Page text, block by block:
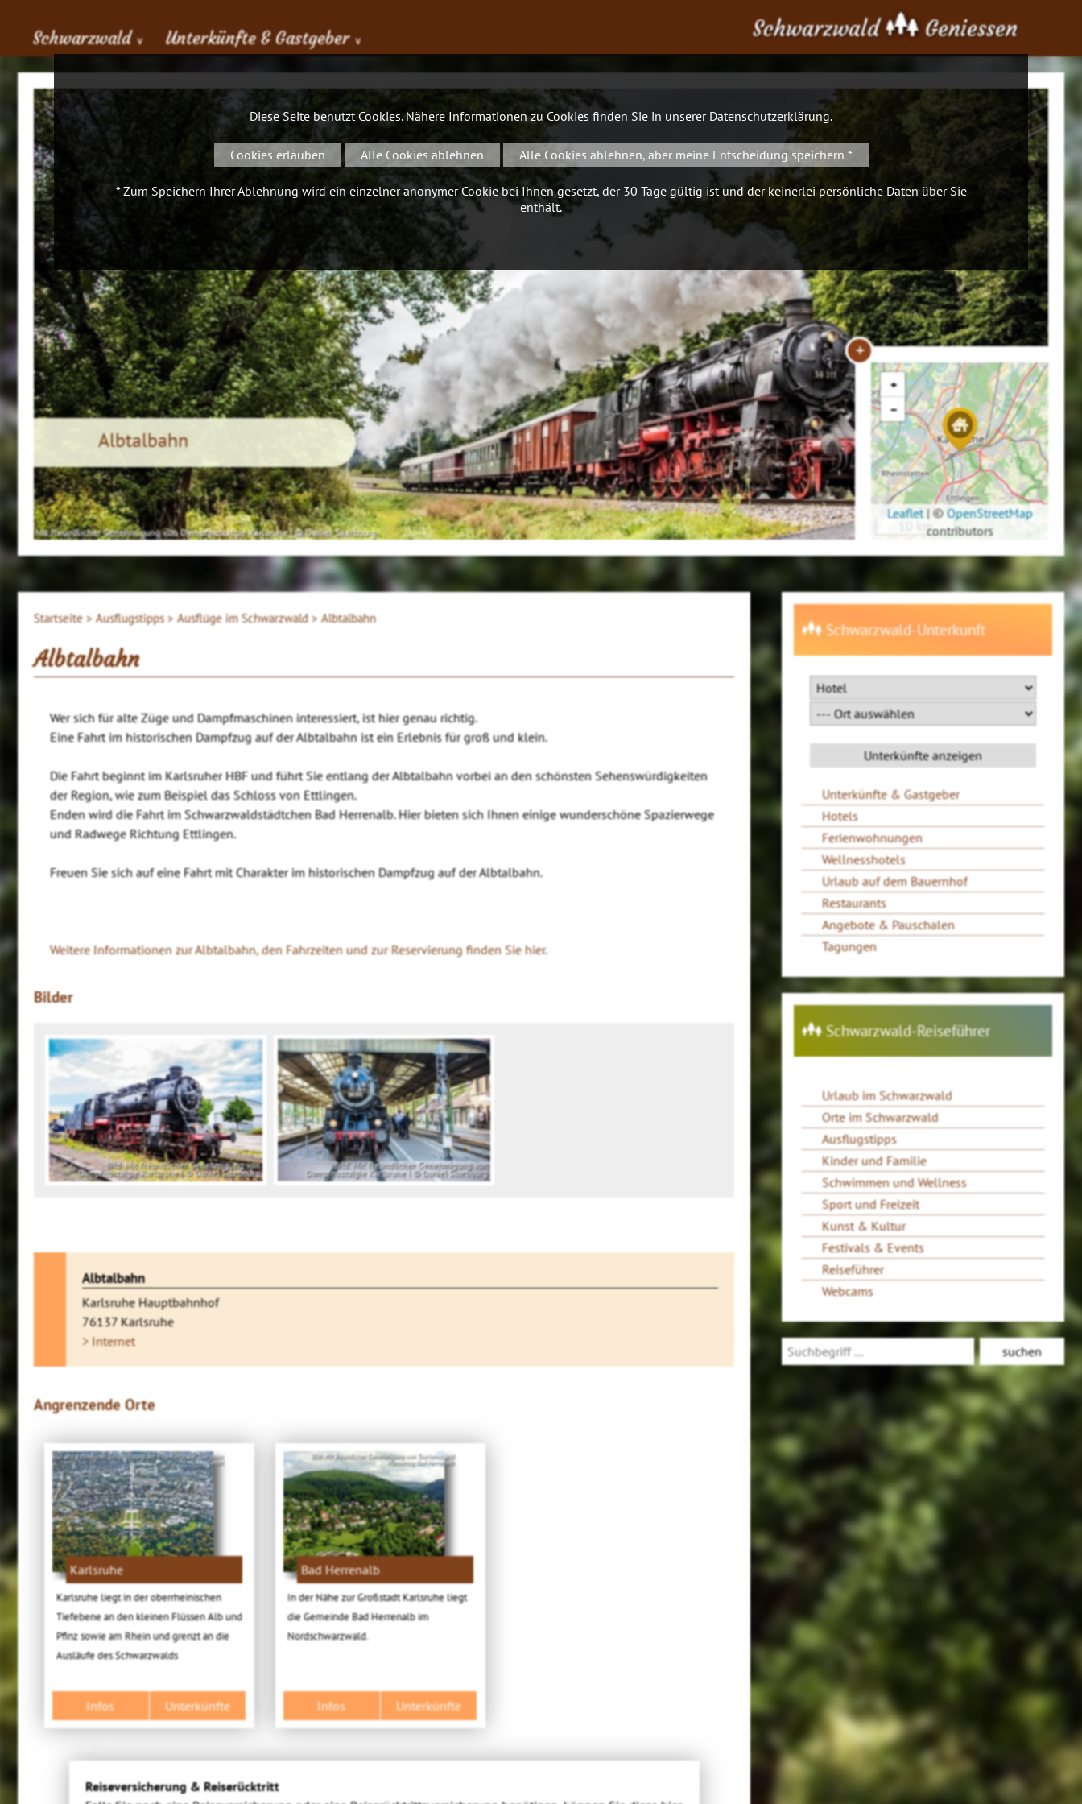
Schwarzwald ∨ Unterkünfte & Gastgeber ∨ Schwarzwald Geniessen
Mit freundlicher Genehmigung von Dampfnostalgie Karlsruhe | © Daniel Saarbourg
Albtalbahn
+
+
−
10 km
Leaflet |©OpenStreetMap
contributors
Startseite > Ausflugstipps > Ausflüge im Schwarzwald >Albtalbahn
Albtalbahn
Wer sich für alte Züge und Dampfmaschinen interessiert, ist hier genau richtig.
Eine Fahrt im historischen Dampfzug auf der Albtalbahn ist ein Erlebnis für groß und klein.
Die Fahrt beginnt im Karlsruher HBF und führt Sie entlang der Albtalbahn vorbei an den schönsten Sehenswürdigkeiten
der Region, wie zum Beispiel das Schloss von Ettlingen.
Enden wird die Fahrt im Schwarzwaldstädtchen Bad Herrenalb. Hier bieten sich Ihnen einige wunderschöne Spazierwege
und Radwege Richtung Ettlingen.
Freuen Sie sich auf eine Fahrt mit Charakter im historischen Dampfzug auf der Albtalbahn.
Weitere Informationen zur Albtalbahn, den Fahrzeiten und zur Reservierung finden Sie hier.
Bilder
Bild: Mit freundlicher Genehmigung von
Dampfnostalgie Karlsruhe | © Daniel Saarbourg
Bild: Mit freundlicher Genehmigung von
Dampfnostalgie Karlsruhe | © Daniel Saarbourg
Albtalbahn
Karlsruhe Hauptbahnhof
76137 Karlsruhe
> Internet
Angrenzende Orte
Bild: Mit freundlicher Genehmigung der KTG Karlsruhe Tourismus
GmbH
Karlsruhe
Karlsruhe liegt in der oberrheinischen
Tiefebene an den kleinen Flüssen Alb und
Pfinz sowie am Rhein und grenzt an die
Ausläufe des Schwarzwalds
Infos Unterkünfte
Bild: Mit freundlicher Genehmigung von Tourismus und
Marketing Bad Herrenalb
Bad Herrenalb
In der Nähe zur Großstadt Karlsruhe liegt
die Gemeinde Bad Herrenalb im
Nordschwarzwald.
Infos Unterkünfte
Reiseversicherung & Reiserücktritt
Schwarzwald-Unterkunft
Unterkünfte & Gastgeber
Hotels
Ferienwohnungen
Wellnesshotels
Urlaub auf dem Bauernhof
Restaurants
Angebote & Pauschalen
Tagungen
Schwarzwald-Reiseführer
Urlaub im Schwarzwald
Orte im Schwarzwald
Ausflugstipps
Kinder und Familie
Schwimmen und Wellness
Sport und Freizeit
Kunst & Kultur
Festivals & Events
Reiseführer
Webcams
Diese Seite benutzt Cookies. Nähere Informationen zu Cookies finden Sie in unserer Datenschutzerklärung.
Cookies erlauben Alle Cookies ablehnen Alle Cookies ablehnen, aber meine Entscheidung speichern *
* Zum Speichern Ihrer Ablehnung wird ein einzelner anonymer Cookie bei Ihnen gesetzt, der 30 Tage gültig ist und der keinerlei persönliche Daten über Sie
enthält.